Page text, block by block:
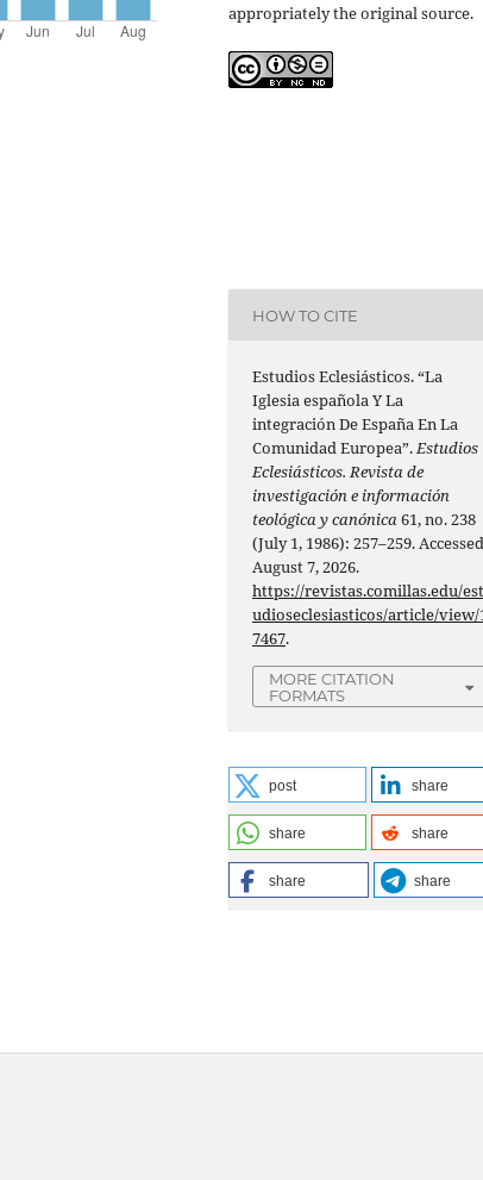
appropriately the original source.
HOW TO CITE
Estudios Eclesiásticos. “La
Iglesia española Y La
integración De España En La
Comunidad Europea”.Estudios
Eclesiásticos. Revista de
investigación e información
teológica y canónica61, no. 238
(July 1, 1986): 257–259. Accessed
August 7, 2026.
https://revistas.comillas.edu/est
udioseclesiasticos/article/view/
7467.
MORE CITATION
FORMATS
post share
share share
share share